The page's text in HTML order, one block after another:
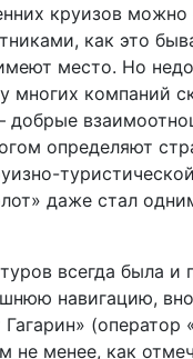
круизов
как это
место. Но
многих компаний
определяют
даже стал
всегда была и
навигацию,
Гагарин»
не менее, как